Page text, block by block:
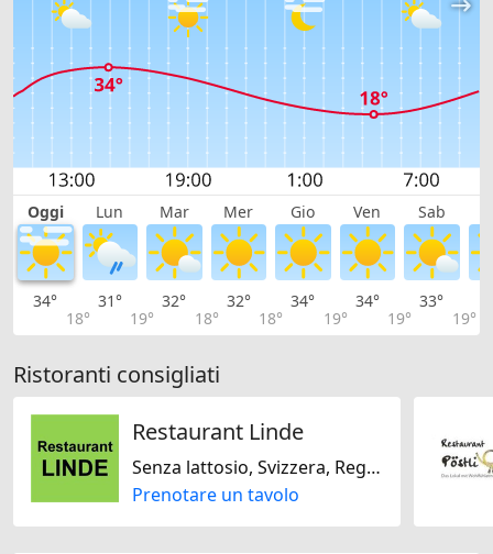
Oggi Lun Mar Mer Gio Ven Sab
34°
18°
31°
19°
32°
18°
32°
18°
34°
19°
34°
19°
33°
19°
Ristoranti consigliati
Restaurant Linde
Senza lattosio, Svizzera, Regionale, Stagionale
Prenotare un tavolo